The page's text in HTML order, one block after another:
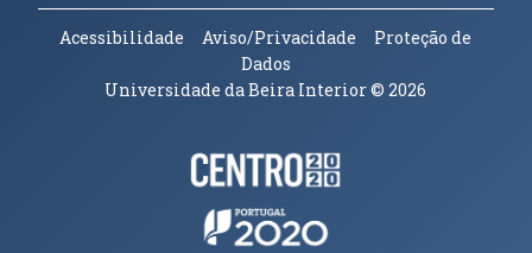
Acessibilidade Aviso/Privacidade
Proteção de
Dados
Universidade da Beira Interior© 2026
Parceiros e Financiadores